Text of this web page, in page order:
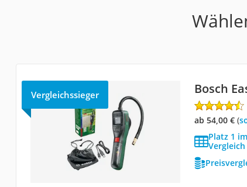
Vergleichssieger Bosch
ab 54,00 €(
Platz 1
Vergleich